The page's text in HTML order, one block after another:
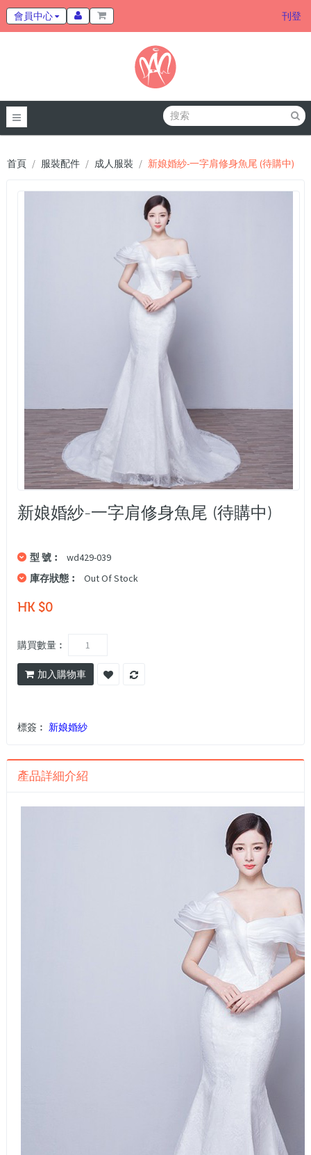
會員中心 刊登
首頁 服裝配件 成人服裝 新娘婚紗-一字肩修身魚尾 (待購中)
新娘婚紗-一字肩修身魚尾 (待購中)
型 號︰
wd429-039
庫存狀態︰
Out Of Stock
HK $0
購買數量︰
加入購物車
標簽︰ 新娘婚紗
產品詳細介紹